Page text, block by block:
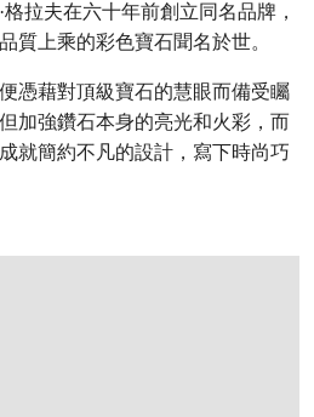
拉夫在六十年前創立同名品牌，
質上乘的彩色寶石聞名於世。
憑藉對頂級寶石的慧眼而備受矚
加強鑽石本身的亮光和火彩，而
就簡約不凡的設計，寫下時尚巧